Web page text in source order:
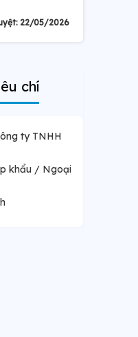
22/05/2026
chí
ty TNHH
khẩu / Ngoại